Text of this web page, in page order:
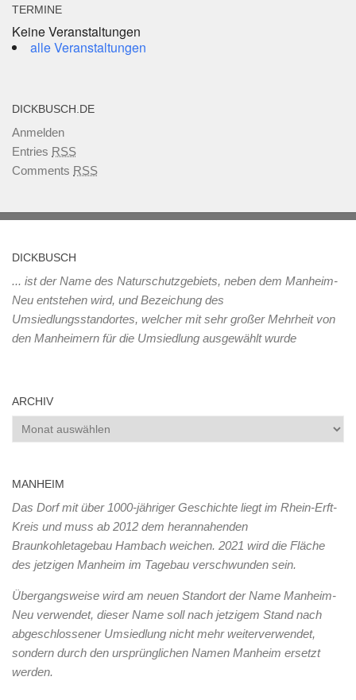
TERMINE
Keine Veranstaltungen
alle Veranstaltungen
DICKBUSCH.DE
Anmelden
Entries RSS
Comments RSS
DICKBUSCH
... ist der Name des Naturschutzgebiets, neben dem Manheim-
Neu entstehen wird, und Bezeichung des
Umsiedlungsstandortes, welcher mit sehr großer Mehrheit von
den Manheimern für die Umsiedlung ausgewählt wurde
ARCHIV
Archiv
MANHEIM
Das Dorf mit über 1000-jähriger Geschichte liegt im Rhein-Erft-
Kreis und muss ab 2012 dem herannahenden
Braunkohletagebau Hambach weichen. 2021 wird die Fläche
des jetzigen Manheim im Tagebau verschwunden sein.
Übergangsweise wird am neuen Standort der Name Manheim-
Neu verwendet, dieser Name soll nach jetzigem Stand nach
abgeschlossener Umsiedlung nicht mehr weiterverwendet,
sondern durch den ursprünglichen Namen Manheim ersetzt
werden.